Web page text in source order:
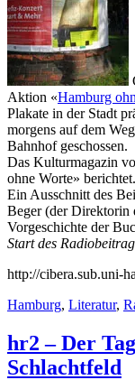
Aktion «Hamburg
Plakate in der Stadt
morgens auf dem
Bahnhof geschossen.
Das Kulturmagazin
ohne Worte» berichtet.
Ein Ausschnitt des
Beger (der Direktorin
Vorgeschichte der
Start des
http://cibera.sub.uni-
Hamburg, Literatur,
hr2 – Der
Schlachtfeld